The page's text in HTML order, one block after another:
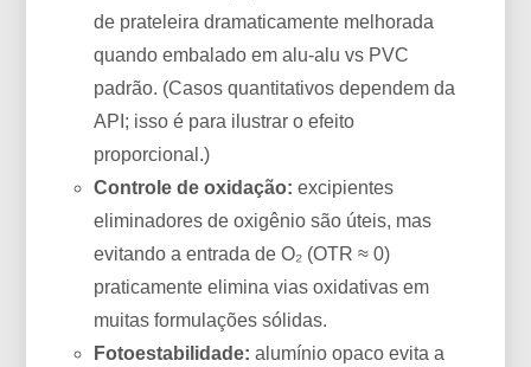
de prateleira dramaticamente melhorada
quando embalado em alu-alu vs PVC
padrão. (Casos quantitativos dependem da
API; isso é para ilustrar o efeito
proporcional.)
Controle de oxidação: excipientes
eliminadores de oxigênio são úteis, mas
evitando a entrada de O₂ (OTR ≈ 0)
praticamente elimina vias oxidativas em
muitas formulações sólidas.
Fotoestabilidade: alumínio opaco evita a